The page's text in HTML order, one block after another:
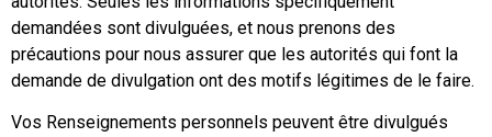
demandées sont divulguées, et nous prenons des
précautions pour nous assurer que les autorités qui font la
demande de divulgation ont des motifs légitimes de le faire.
Vos Renseignements personnels peuvent être divulgués